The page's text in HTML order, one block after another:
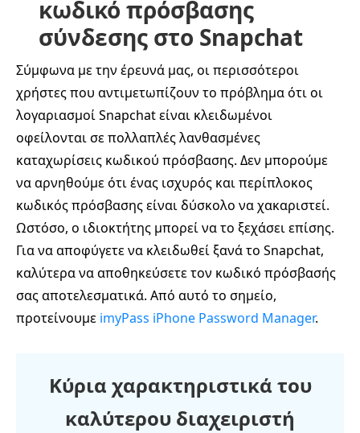
κωδικό πρόσβασης
σύνδεσης στο Snapchat
Σύμφωνα με την έρευνά μας, οι περισσότεροι
χρήστες που αντιμετωπίζουν το πρόβλημα ότι οι
λογαριασμοί Snapchat είναι κλειδωμένοι
οφείλονται σε πολλαπλές λανθασμένες
καταχωρίσεις κωδικού πρόσβασης. Δεν μπορούμε
να αρνηθούμε ότι ένας ισχυρός και περίπλοκος
κωδικός πρόσβασης είναι δύσκολο να χακαριστεί.
Ωστόσο, ο ιδιοκτήτης μπορεί να το ξεχάσει επίσης.
Για να αποφύγετε να κλειδωθεί ξανά το Snapchat,
καλύτερα να αποθηκεύσετε τον κωδικό πρόσβασής
σας αποτελεσματικά. Από αυτό το σημείο,
προτείνουμε imyPass iPhone Password Manager.
Κύρια χαρακτηριστικά του
καλύτερου διαχειριστή